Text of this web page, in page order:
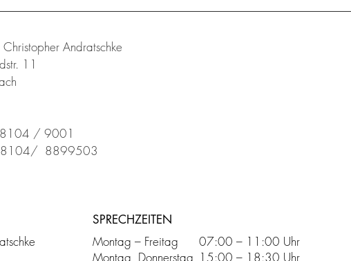
Andratschke
11
/ 9001
8899503
SPRECHZEITEN
Montag – Freitag
Montag, Donnerstag
07:00 – 11:00 Uhr
15:00 – 18:30 Uhr